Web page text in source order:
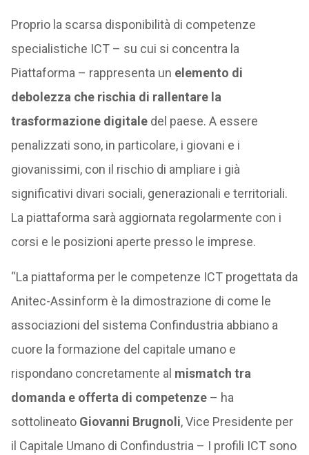
Proprio la scarsa disponibilità di competenze
specialistiche ICT – su cui si concentra la
Piattaforma – rappresenta un elemento di
debolezza che rischia di rallentare la
trasformazione digitaledel paese. A essere
penalizzati sono, in particolare, i giovani e i
giovanissimi, con il rischio di ampliare i già
significativi divari sociali, generazionali e territoriali.
La piattaforma sarà aggiornata regolarmente con i
corsi e le posizioni aperte presso le imprese.
“La piattaforma per le competenze ICT progettata da
Anitec-Assinform è la dimostrazione di come le
associazioni del sistema Confindustria abbiano a
cuore la formazione del capitale umano e
rispondano concretamente al mismatch tra
domanda e offerta di competenze – ha
sottolineato Giovanni Brugnoli, Vice Presidente per
il Capitale Umano di Confindustria – I profili ICT sono